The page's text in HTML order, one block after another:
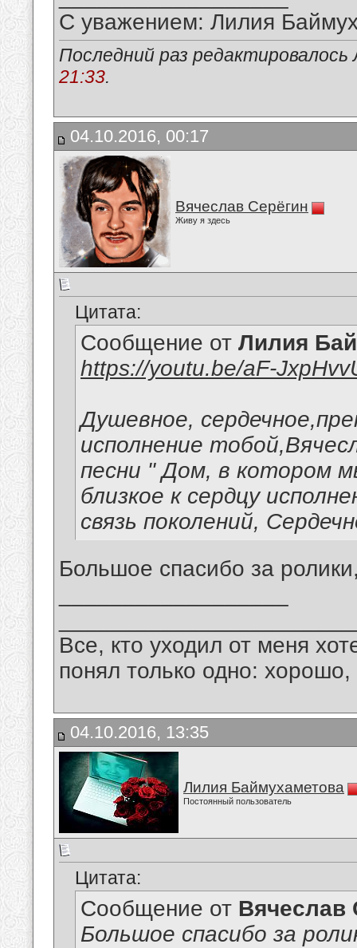
С уважением: Лилия
Последний раз
21:33.
04.10.2016, 00:17
Вячеслав Серёгин
Живу я здесь
Цитата:
Сообщение от Лилия
https://youtu.be/aF-
Душевное,
исполнение
песни " Дом, в котором
близкое к сердцу
связь поколений,
Большое спасибо за
Все, кто уходил от меня
понял только одно:
04.10.2016, 13:35
Лилия Баймухаметова
Постоянный пользователь
Цитата:
Сообщение от Вячеслав
Большое спасибо за